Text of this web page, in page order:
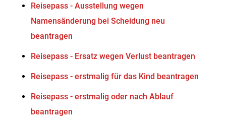
Reisepass - Ausstellung wegen
Namensänderung bei Scheidung neu
beantragen
Reisepass - Ersatz wegen Verlust beantragen
Reisepass - erstmalig für das Kind beantragen
Reisepass - erstmalig oder nach Ablauf
beantragen